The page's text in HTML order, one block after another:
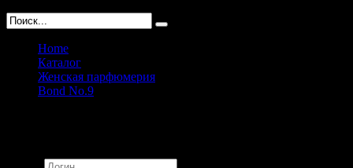
Home
Каталог
Женская парфюмерия
Bond No.9